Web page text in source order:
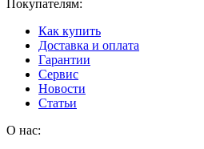
Покупателям:
Как купить
Доставка и оплата
Гарантии
Сервис
Новости
Статьи
О нас: